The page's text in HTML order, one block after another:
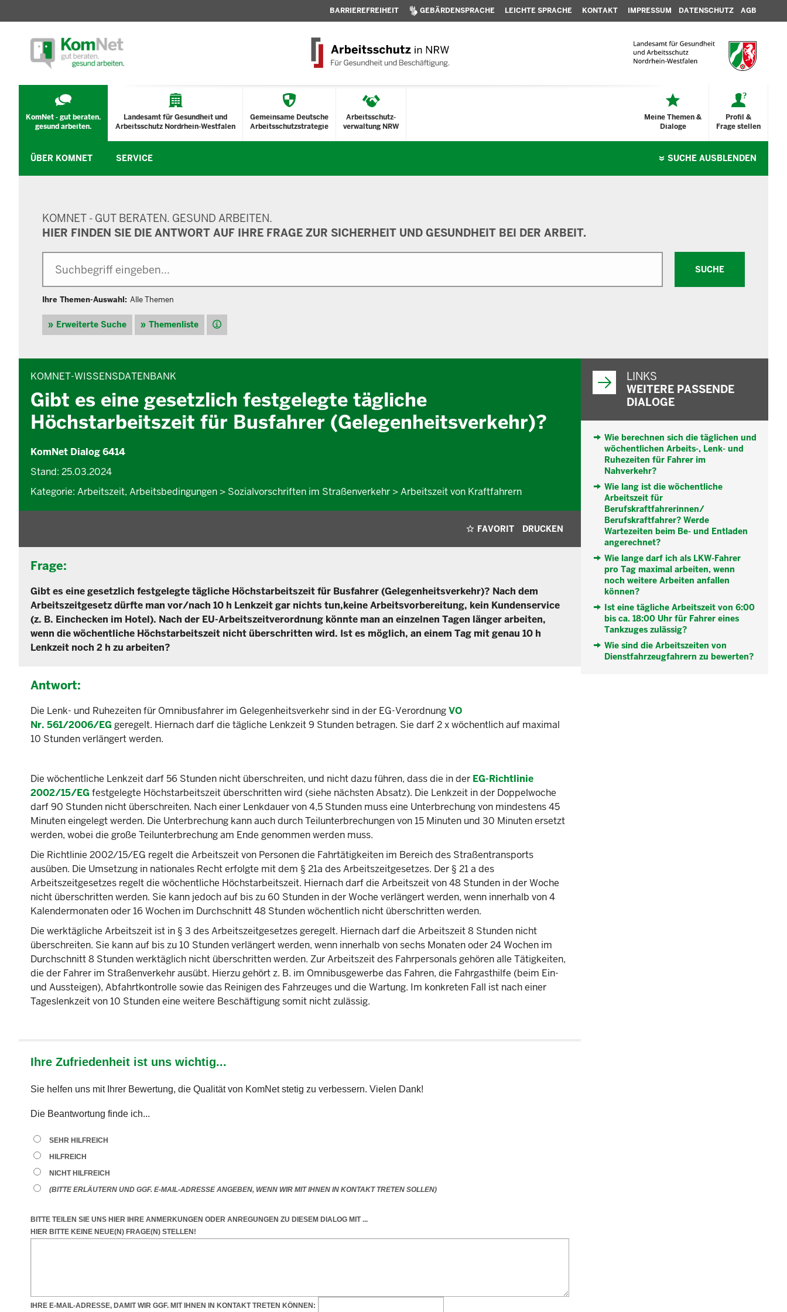
BARRIEREFREIHEIT GEBÄRDENSPRACHE LEICHTE SPRACHE KONTAKT IMPRESSUM DATENSCHUTZ AGB
KomNet - gut beraten.
gesund arbeiten.
Landesamt für Gesundheit und
Arbeitsschutz Nordrhein-Westfalen
Gemeinsame Deutsche
Arbeitsschutzstrategie
Arbeitsschutz-
verwaltung NRW
Profil &
Frage stellen
Meine Themen &
Dialoge
ÜBER KOMNET SERVICE SUCHE AUSBLENDEN
KOMNET - GUT BERATEN. GESUND ARBEITEN.
HIER FINDEN SIE DIE ANTWORT AUF IHRE FRAGE ZUR SICHERHEIT UND GESUNDHEIT BEI DER ARBEIT.
SUCHE
Ihre Themen-Auswahl: Alle Themen
Erweiterte Suche Themenliste Hilfe
KOMNET-WISSENSDATENBANK
Gibt es eine gesetzlich festgelegte tägliche
Höchstarbeitszeit für Busfahrer (Gelegenheitsverkehr)?
KomNet Dialog 6414
Stand: 25.03.2024
Kategorie: Arbeitszeit, Arbeitsbedingungen > Sozialvorschriften im Straßenverkehr > Arbeitszeit von Kraftfahrern
FAVORIT DRUCKEN
Frage:
Gibt es eine gesetzlich festgelegte tägliche Höchstarbeitszeit für Busfahrer (Gelegenheitsverkehr)? Nach dem
Arbeitszeitgesetz dürfte man vor/nach 10 h Lenkzeit gar nichts tun,keine Arbeitsvorbereitung, kein Kundenservice
(z. B. Einchecken im Hotel). Nach der EU-Arbeitszeitverordnung könnte man an einzelnen Tagen länger arbeiten,
wenn die wöchentliche Höchstarbeitszeit nicht überschritten wird. Ist es möglich, an einem Tag mit genau 10 h
Lenkzeit noch 2 h zu arbeiten?
Antwort:
Die Lenk- und Ruhezeiten für Omnibusfahrer im Gelegenheitsverkehr sind in der EG-VerordnungVO
Nr. 561/2006/EG geregelt. Hiernach darf die tägliche Lenkzeit 9 Stunden betragen. Sie darf 2 x wöchentlich auf maximal
10 Stunden verlängert werden.
Die wöchentliche Lenkzeit darf 56 Stunden nicht überschreiten, und nicht dazu führen, dass die in der EG-Richtlinie
2002/15/EG festgelegte Höchstarbeitszeit überschritten wird (siehe nächsten Absatz). Die Lenkzeit in der Doppelwoche
darf 90 Stunden nicht überschreiten. Nach einer Lenkdauer von 4,5 Stunden muss eine Unterbrechung von mindestens 45
Minuten eingelegt werden. Die Unterbrechung kann auch durch Teilunterbrechungen von 15 Minuten und 30 Minuten ersetzt
werden, wobei die große Teilunterbrechung am Ende genommen werden muss.
Die Richtlinie 2002/15/EG regelt die Arbeitszeit von Personen die Fahrtätigkeiten im Bereich des Straßentransports
ausüben. Die Umsetzung in nationales Recht erfolgte mit dem § 21a des Arbeitszeitgesetzes. Der § 21 a des
Arbeitszeitgesetzes regelt die wöchentliche Höchstarbeitszeit. Hiernach darf die Arbeitszeit von 48 Stunden in der Woche
nicht überschritten werden. Sie kann jedoch auf bis zu 60 Stunden in der Woche verlängert werden, wenn innerhalb von 4
Kalendermonaten oder 16 Wochen im Durchschnitt 48 Stunden wöchentlich nicht überschritten werden.
Die werktägliche Arbeitszeit ist in § 3 des Arbeitszeitgesetzes geregelt. Hiernach darf die Arbeitszeit 8 Stunden nicht
überschreiten. Sie kann auf bis zu 10 Stunden verlängert werden, wenn innerhalb von sechs Monaten oder 24 Wochen im
Durchschnitt 8 Stunden werktäglich nicht überschritten werden. Zur Arbeitszeit des Fahrpersonals gehören alle Tätigkeiten,
die der Fahrer im Straßenverkehr ausübt. Hierzu gehört z. B. im Omnibusgewerbe das Fahren, die Fahrgasthilfe (beim Ein-
und Aussteigen), Abfahrtkontrolle sowie das Reinigen des Fahrzeuges und die Wartung. Im konkreten Fall ist nach einer
Tageslenkzeit von 10 Stunden eine weitere Beschäftigung somit nicht zulässig.
LINKS
WEITERE PASSENDE
DIALOGE
Wie berechnen sich die täglichen und
wöchentlichen Arbeits-, Lenk- und
Ruhezeiten für Fahrer im
Nahverkehr?
Wie lang ist die wöchentliche
Arbeitszeit für
Berufskraftfahrerinnen/
Berufskraftfahrer? Werde
Wartezeiten beim Be- und Entladen
angerechnet?
Wie lange darf ich als LKW-Fahrer
pro Tag maximal arbeiten, wenn
noch weitere Arbeiten anfallen
können?
Ist eine tägliche Arbeitszeit von 6:00
bis ca. 18:00 Uhr für Fahrer eines
Tankzuges zulässig?
Wie sind die Arbeitszeiten von
Dienstfahrzeugfahrern zu bewerten?